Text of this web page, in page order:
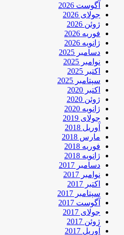
آگوست 2026
جولای 2026
ژوئن 2026
فوریه 2026
ژانویه 2026
دسامبر 2025
نوامبر 2025
اکتبر 2025
سپتامبر 2025
اکتبر 2020
ژوئن 2020
ژانویه 2020
جولای 2019
آوریل 2018
مارس 2018
فوریه 2018
ژانویه 2018
دسامبر 2017
نوامبر 2017
اکتبر 2017
سپتامبر 2017
آگوست 2017
جولای 2017
ژوئن 2017
آوریل 2017